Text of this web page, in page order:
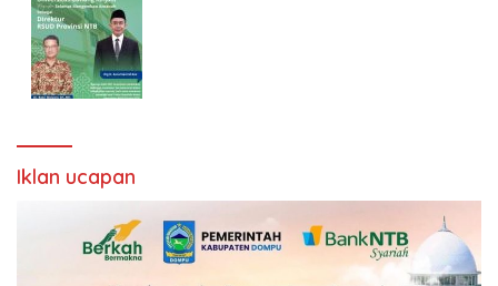
Iklan ucapan